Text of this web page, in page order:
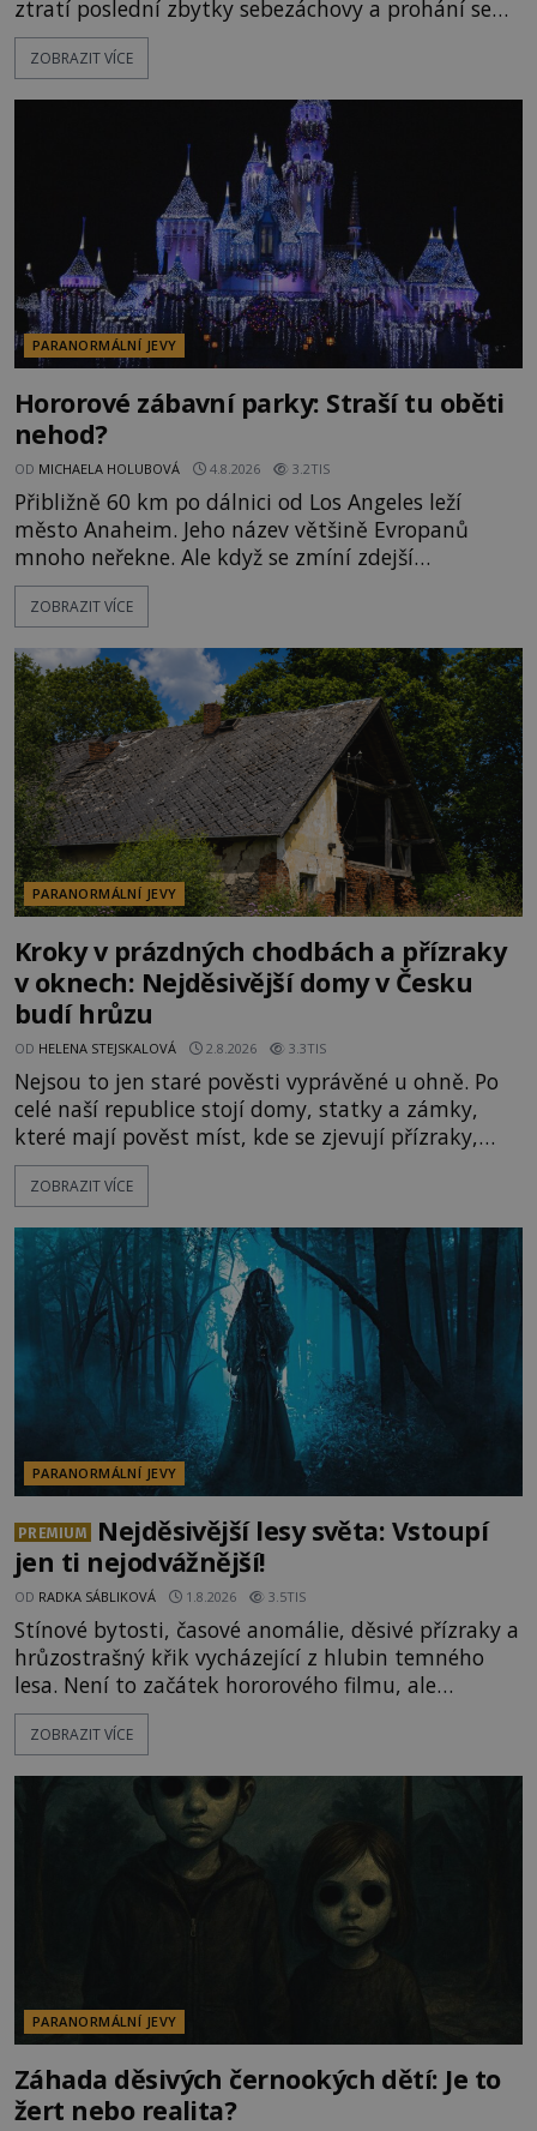
ztratí poslední zbytky sebezáchovy a prohání se
po silnicích ve svém mercedesu jako utržený ze
řetězu. Vše vyvrcholí katastrofou, když to Dreyfuss
následně nalezne schovaný kokain. Tímto
momentem se slavnému
ZOBRAZIT VÍCE
PARANORMÁLNÍ JEVY
Hororové zábavní parky: Straší tu oběti
nehod?
OD MICHAELA HOLUBOVÁ 4.8.2026 3.2TIS
Přibližně 60 km po dálnici od Los Angeles leží
město Anaheim. Jeho název většině Evropanů
mnoho neřekne. Ale když se zmíní zdejší
Disneyland, je hned jasno. Zábavní park vyroste na
poklidném místě bývalého sadu pomerančovníků.
kolem 17 000 000 zábavychtivých lidí ročně. A ač je
velká snaha to utajit, někteří z
ZOBRAZIT VÍCE
PARANORMÁLNÍ JEVY
Kroky v prázdných chodbách a přízraky
v oknech: Nejděsivější domy v Česku
budí hrůzu
OD HELENA STEJSKALOVÁ 2.8.2026 3.3TIS
Nejsou to jen staré pověsti vyprávěné u ohně. Po
celé naší republice stojí domy, statky a zámky,
které mají pověst míst, kde se zjevují přízraky,
ozývají nevysvětlitelné zvuky nebo se dějí podivné
jevy. Zatímco historici většinou hledají racionální
lokality vykazují nápadně podobná svědectví po
celé generace. A právě tato opakující se svědectví
ZOBRAZIT VÍCE
PARANORMÁLNÍ JEVY
PREMIUM
Nejděsivější lesy světa: Vstoupí
jen ti nejodvážnější!
OD RADKA SÁBLIKOVÁ 1.8.2026 3.5TIS
Stínové bytosti, časové anomálie, děsivé přízraky a
hrůzostrašný křik vycházející z hlubin temného
lesa. Není to začátek hororového filmu, ale
události, které popisují návštěvníci lesů, které jsou
označovány jako nejděsivější na světě. Lidé bydlící
vyhýbají! Už jste o těchto lesích slyšeli? A odvážili
byste se je navštívit? [gallery ids="17
ZOBRAZIT VÍCE
PARANORMÁLNÍ JEVY
Záhada děsivých černookých dětí: Je to
žert nebo realita?